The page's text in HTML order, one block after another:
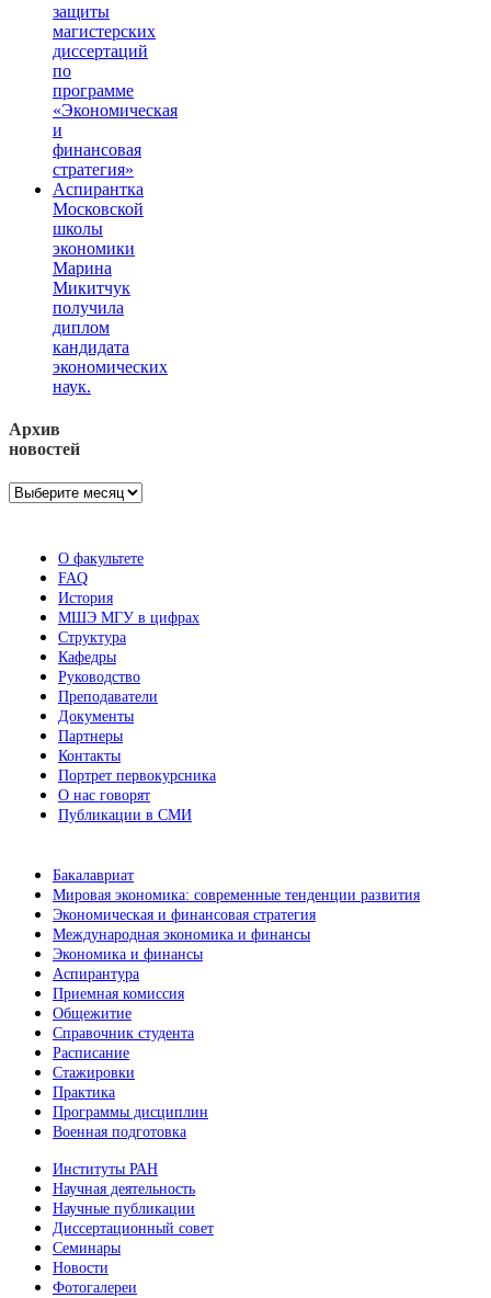
защиты
магистерских
диссертаций
по
программе
«Экономическая
и
финансовая
стратегия»
Аспирантка
Московской
школы
экономики
Марина
Микитчук
получила
диплом
кандидата
экономических
наук.
Архив
новостей
Архив
О факультете
FAQ
История
МШЭ МГУ в цифрах
Структура
Кафедры
Руководство
Преподаватели
Документы
Партнеры
Контакты
Портрет первокурсника
О нас говорят
Публикации в СМИ
Бакалавриат
Мировая экономика: современные тенденции развития
Экономическая и финансовая стратегия
Международная экономика и финансы
Экономика и финансы
Аспирантура
Приемная комиссия
Общежитие
Справочник студента
Расписание
Стажировки
Практика
Программы дисциплин
Военная подготовка
Институты РАН
Научная деятельность
Научные публикации
Диссертационный совет
Семинары
Новости
Фотогалереи